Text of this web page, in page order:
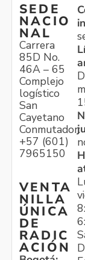
SEDE
NACIO
NAL
Carrera
85D No.
46A – 65
Complejo
logístico
San
Cayetano
Conmutador:
+57 (601)
7965150
VENTA
NILLA
ÚNICA
DE
RADIC
ACIÓN